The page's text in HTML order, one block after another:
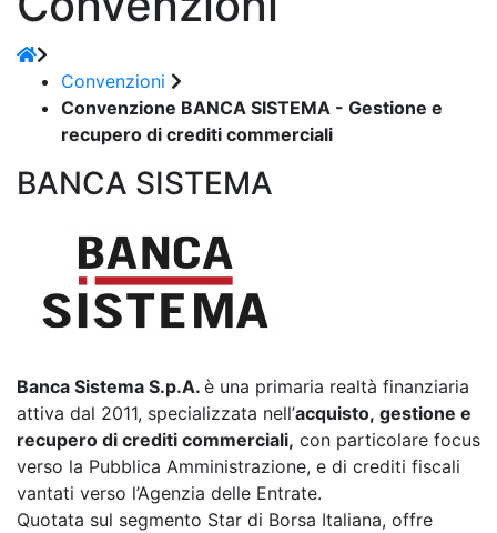
Convenzioni
Convenzione BANCA SISTEMA - Gestione e
recupero di crediti commerciali
BANCA SISTEMA
Banca Sistema S.p.A. è una primaria realtà finanziaria
attiva dal 2011, specializzata nell’acquisto, gestione e
recupero di crediti commerciali, con particolare focus
verso la Pubblica Amministrazione, e di crediti fiscali
vantati verso l’Agenzia delle Entrate.
Quotata sul segmento Star di Borsa Italiana, offre